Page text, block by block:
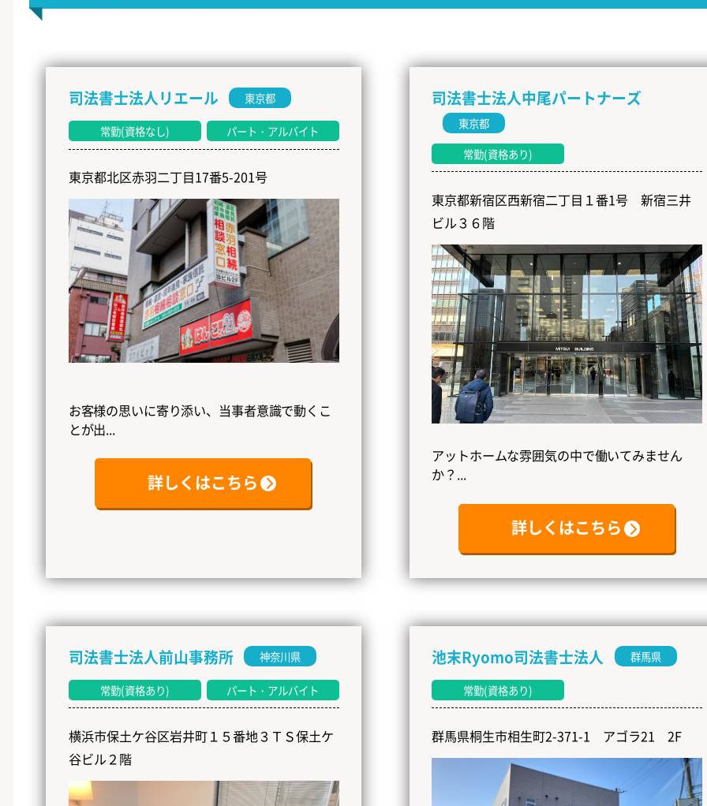
司法書士法人リエール 東京都
常勤(資格なし) パート・アルバイト
東京都北区赤羽二丁目17番5-201号
お客様の思いに寄り添い、当事者意識で動くこ
とが出...
詳しくはこちら
司法書士法人中尾パートナーズ
東京都
常勤(資格あり)
東京都新宿区西新宿二丁目１番1号 新宿三井
ビル３６階
アットホームな雰囲気の中で働いてみません
か？...
詳しくはこちら
司法書士法人前山事務所 神奈川県
常勤(資格あり) パート・アルバイト
横浜市保土ケ谷区岩井町１５番地３ＴＳ保土ケ
谷ビル２階
池末Ryomo司法書士法人 群馬県
常勤(資格あり)
群馬県桐生市相生町2-371-1 アゴラ21 2F